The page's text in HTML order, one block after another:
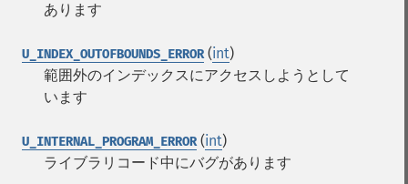
あります
U_INDEX_OUTOFBOUNDS_ERROR(int)
範囲外のインデックスにアクセスしようとして
います
U_INTERNAL_PROGRAM_ERROR(int)
ライブラリコード中にバグがあります